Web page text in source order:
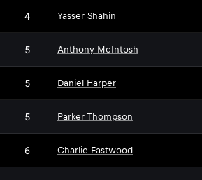
4 Yasser Shahin
5 Anthony McIntosh
5 Daniel Harper
5 Parker Thompson
6 Charlie Eastwood